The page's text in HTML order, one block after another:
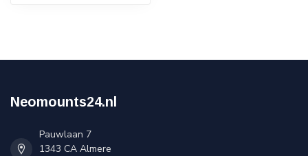
Neomounts24.nl
Pauwlaan 7
1343 CA Almere